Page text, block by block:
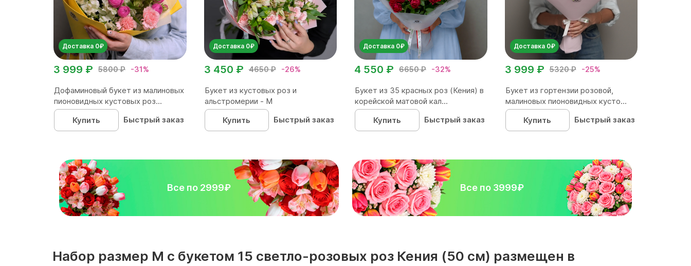
Доставка 0₽
5800 ₽ -31%
3 999 ₽
Дофаминовый букет из малиновых
пионовидных кустовых роз...
Купить
Быстрый заказ
Доставка 0₽
4650 ₽ -26%
3 450 ₽
Букет из кустовых роз и
альстромерии - М
Купить
Быстрый заказ
Доставка 0₽
6650 ₽ -32%
4 550 ₽
Букет из 35 красных роз (Кения) в
корейской матовой кал...
Купить
Быстрый заказ
Доставка 0₽
5320 ₽ -25%
3 999 ₽
Букет из гортензии розовой,
малиновых пионовидных кусто...
Купить
Быстрый заказ
Все по 2999₽ Все по 3999₽
Набор размер M с букетом 15 светло-розовых роз Кения (50 см) размещен в